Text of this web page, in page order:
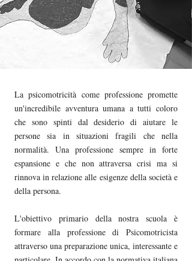
La psicomotricità come professione promette
un'incredibile avventura umana a tutti coloro
che sono spinti dal desiderio di aiutare le
persone sia in situazioni fragili che nella
normalità. Una professione sempre in forte
espansione e che non attraversa crisi ma si
rinnova in relazione alle esigenze della società e
della persona.
L'obiettivo primario della nostra scuola è
formare alla professione di Psicomotricista
attraverso una preparazione unica, interessante e